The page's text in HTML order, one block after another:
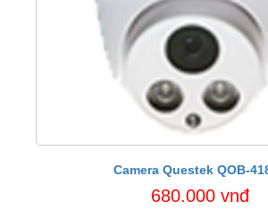
Camera Questek QOB-
680.000 vnđ